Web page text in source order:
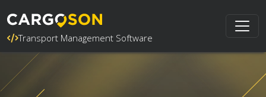
Transport Management Software